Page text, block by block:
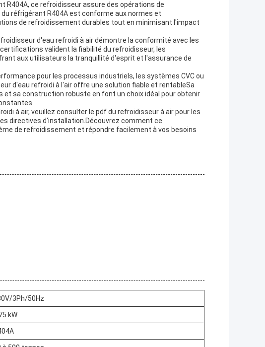
R404A, ce refroidisseur assure des opérations de
réfrigérant R404A est conforme aux normes et
de refroidissement durables tout en minimisant l'impact
d'eau refroidi à air démontre la conformité avec les
valident la fiabilité du refroidisseur, les
aux utilisateurs la tranquillité d'esprit et l'assurance de
pour les processus industriels, les systèmes CVC ou
d'eau refroidi à l'air offre une solution fiable et rentableSa
sa construction robuste en font un choix idéal pour obtenir
à air, veuillez consulter le pdf du refroidisseur à air pour les
directives d'installation.Découvrez comment ce
de refroidissement et répondre facilement à vos besoins
3Ph/50Hz
kW